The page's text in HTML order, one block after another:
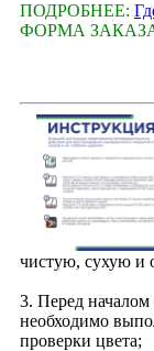
ПОДРОБНЕЕ:
ФОРМА
чистую, сухую и
3. Перед началом
необходимо
проверки цвета;